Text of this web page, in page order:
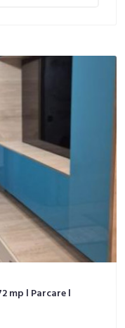
mp l Parcare l